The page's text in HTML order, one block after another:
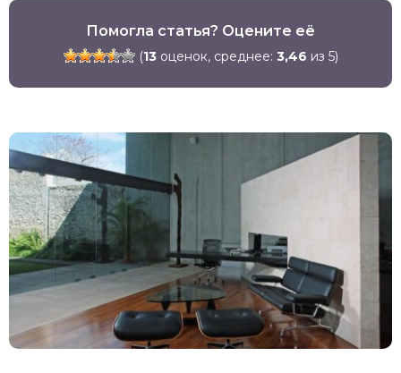
Помогла статья? Оцените её
(13 оценок, среднее: 3,46 из 5)